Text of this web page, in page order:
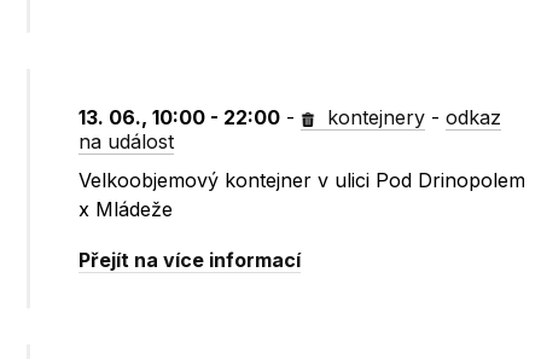
13. 06., 10:00 - 22:00 - kontejnery -odkaz
na událost
Velkoobjemový kontejner v ulici Pod Drinopolem
x Mládeže
Přejít na více informací